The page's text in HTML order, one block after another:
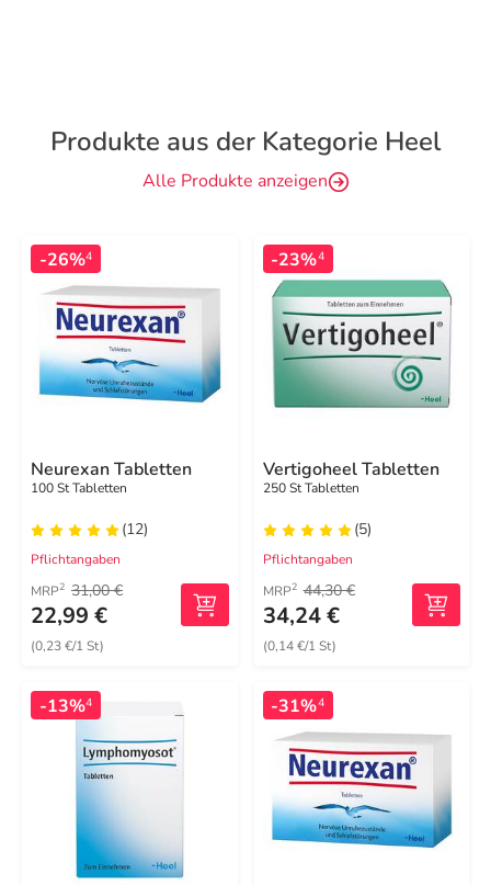
Produkte aus der Kategorie Heel
Alle Produkte anzeigen
-26%4
Neurexan Tabletten
100 St Tabletten
(12)
Pflichtangaben
MRP2 31,00 €
22,99 €
(0,23 €/1 St)
-23%4
Vertigoheel Tabletten
250 St Tabletten
(5)
Pflichtangaben
MRP2 44,30 €
34,24 €
(0,14 €/1 St)
-13%4 -31%4